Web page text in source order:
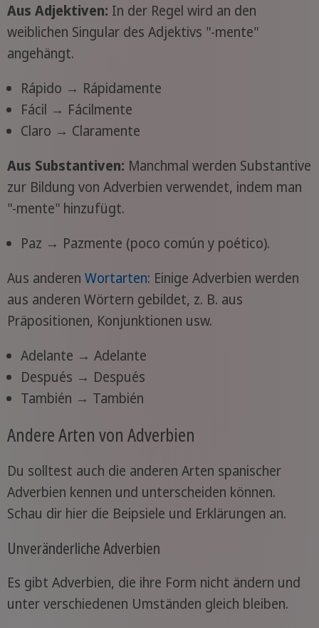
Aus Adjektiven: In der Regel wird an den
weiblichen Singular des Adjektivs "-mente"
angehängt.
Rápido → Rápidamente
Fácil → Fácilmente
Claro → Claramente
Aus Substantiven: Manchmal werden Substantive
zur Bildung von Adverbien verwendet, indem man
"-mente" hinzufügt.
Paz → Pazmente (poco común y poético).
Aus anderen Wortarten: Einige Adverbien werden
aus anderen Wörtern gebildet, z. B. aus
Präpositionen, Konjunktionen usw.
Adelante → Adelante
Después → Después
También → También
Andere Arten von Adverbien
Du solltest auch die anderen Arten spanischer
Adverbien kennen und unterscheiden können.
Schau dir hier die Beipsiele und Erklärungen an.
Unveränderliche Adverbien
Es gibt Adverbien, die ihre Form nicht ändern und
unter verschiedenen Umständen gleich bleiben.